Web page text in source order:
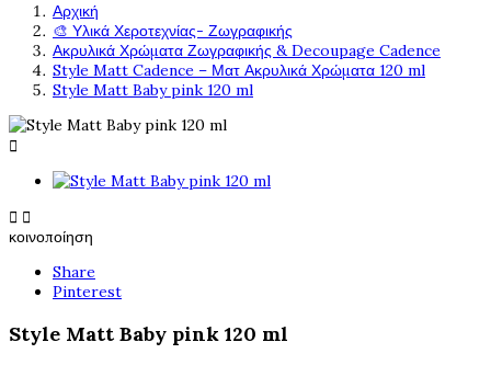
Αρχική
🎨 Υλικά Χεροτεχνίας- Ζωγραφικής
Ακρυλικά Χρώματα Ζωγραφικής & Decoupage Cadence
Style Matt Cadence – Ματ Ακρυλικά Χρώματα 120 ml
Style Matt Baby pink 120 ml

 
κοινοποίηση
Share
Pinterest
Style Matt Baby pink 120 ml